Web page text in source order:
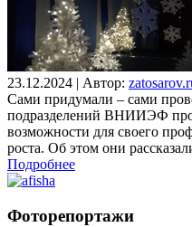
23.12.2024 | Автор:
Сами придумали – сами
подразделений ВНИИЭФ
возможности для своего
роста. Об этом они
Подробнее
Фоторепортажи